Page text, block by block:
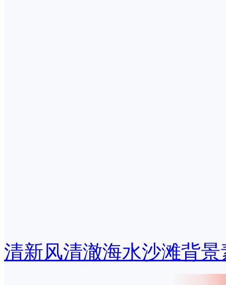
清新风清澈海水沙滩背景